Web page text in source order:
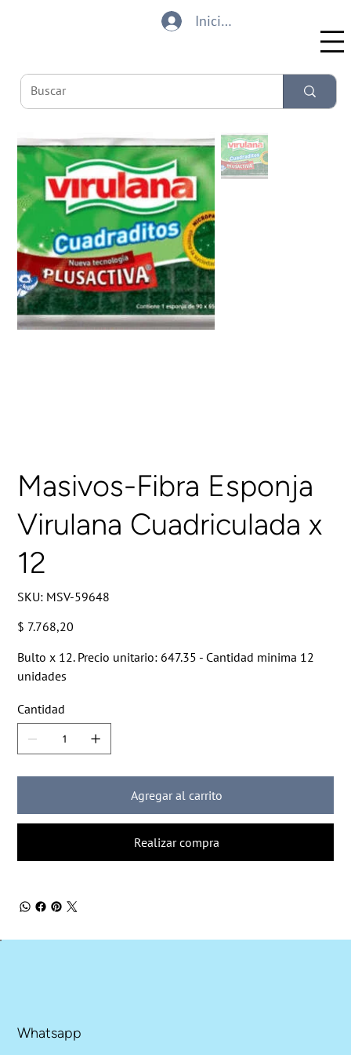
Iniciar sesión
Masivos-Fibra Esponja
Virulana Cuadriculada x
12
SKU: SKU
MSV-
MSV-59648
Precio
$ 7.768,20
Bulto x 12. Precio unitario: 647.35 - Cantidad minima 12
unidades
Cantidad
Agregar al carrito
Realizar compra
Whatsapp